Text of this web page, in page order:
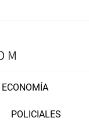
ECONOMÍA
POLICIALES